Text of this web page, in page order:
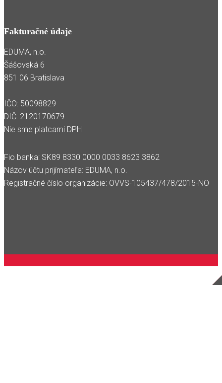
Fakturačné údaje
EDUMA, n.o.
Šášovská 6
851 06 Bratislava
IČO: 50098829
DIČ: 2120170679
Nie sme platcami DPH
Fio banka: SK89 8330 0000 0033 8623 3862
Názov účtu prijímateľa: EDUMA, n.o.
Registračné číslo organizácie: OVVS-105437/478/2015-NO